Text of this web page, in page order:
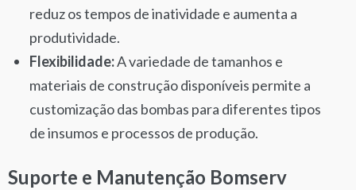
reduz os tempos de inatividade e aumenta a
produtividade.
Flexibilidade:A variedade de tamanhos e
materiais de construção disponíveis permite a
customização das bombas para diferentes tipos
de insumos e processos de produção.
Suporte e Manutenção Bomserv